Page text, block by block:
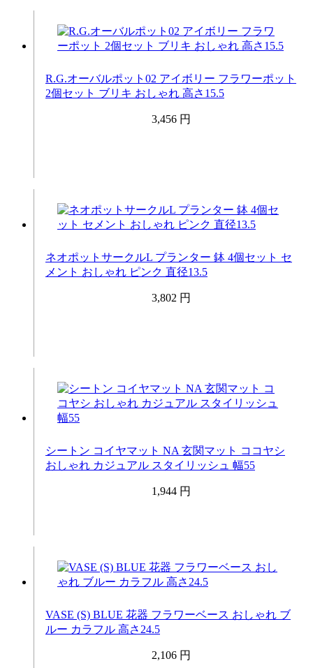
R.G.オーバルポット02 アイボリー フラワーポット
2個セット ブリキ おしゃれ 高さ15.5
3,456 円
ネオポットサークルL プランター 鉢 4個セット セ
メント おしゃれ ピンク 直径13.5
3,802 円
シートン コイヤマット NA 玄関マット ココヤシ
おしゃれ カジュアル スタイリッシュ 幅55
1,944 円
VASE (S) BLUE 花器 フラワーベース おしゃれ ブ
ルー カラフル 高さ24.5
2,106 円